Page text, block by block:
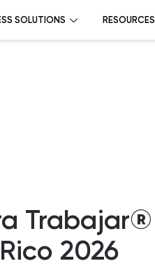
SOLUTIONS RESOURCES
Trabajar®
2026